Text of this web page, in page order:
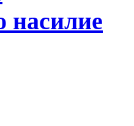
насилие